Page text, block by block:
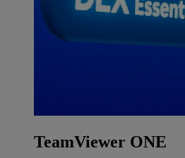
TeamViewer ONE